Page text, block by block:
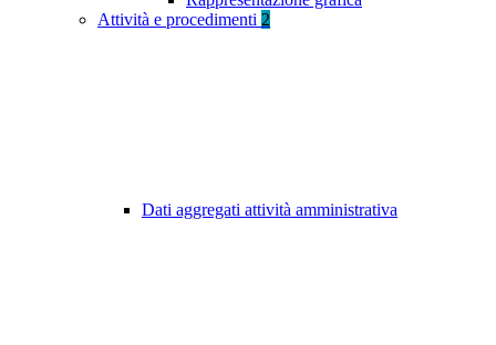
Attività e procedimenti 2
Dati aggregati attività amministrativa